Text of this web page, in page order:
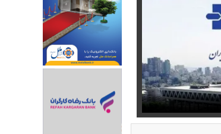
قطعاً قحطی
فیلم/ توصیه رهبر شهید درباره احتمال اسارت
خامنه ایاستایل جدید صابر ابر در فضای مجازی